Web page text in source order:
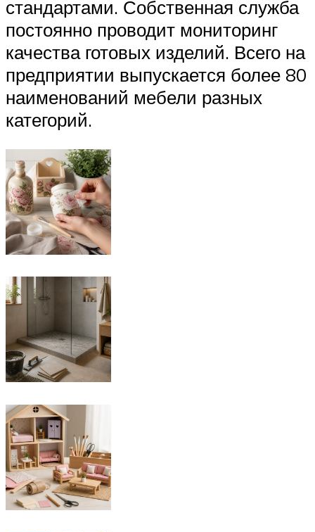
стандартами. Собственная служба
постоянно проводит мониторинг
качества готовых изделий. Всего на
предприятии выпускается более 80
наименований мебели разных
категорий.